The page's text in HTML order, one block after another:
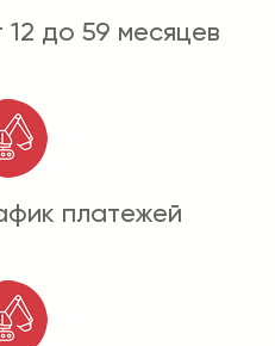
до 59 месяцев
платежей